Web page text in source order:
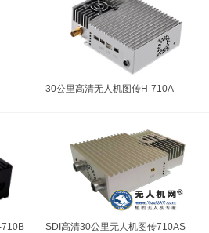
30公里高清无人机图传H-710A
710B SDI高清30公里无人机图传710AS